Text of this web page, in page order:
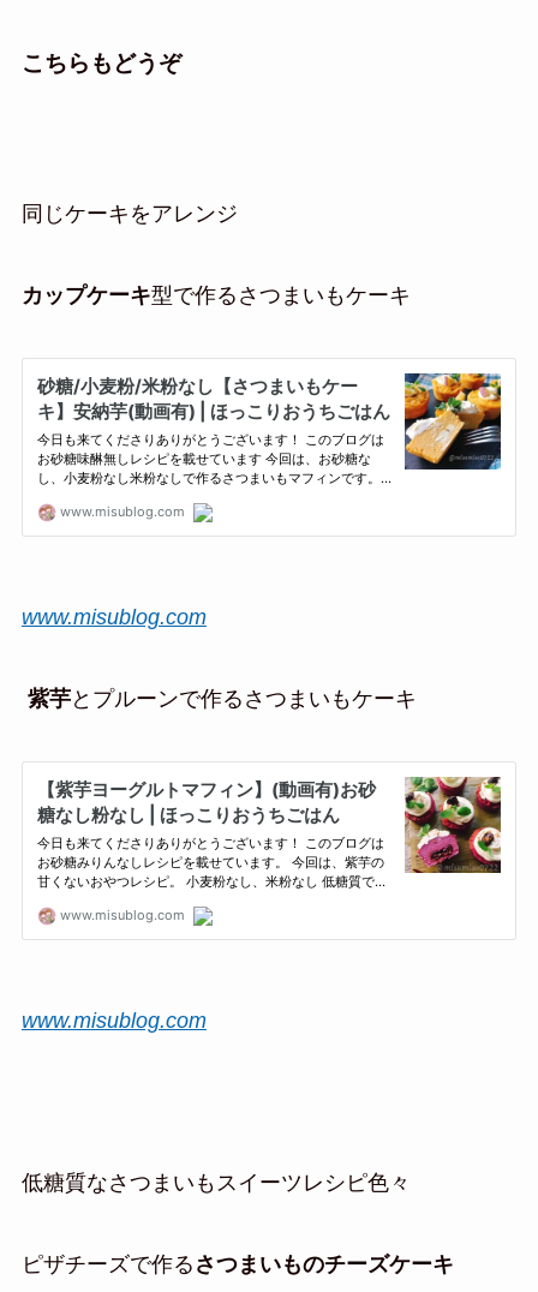
こちらもどうぞ
同じケーキをアレンジ
カップケーキ型で作るさつまいもケーキ
www.misublog.com
紫芋とプルーンで作るさつまいもケーキ
www.misublog.com
低糖質なさつまいもスイーツレシピ色々
ピザチーズで作る さつまいものチーズケーキ